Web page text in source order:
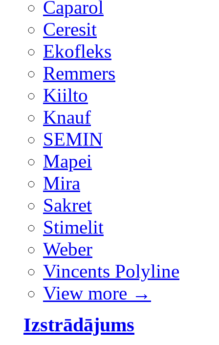
Caparol
Ceresit
Ekofleks
Remmers
Kiilto
Knauf
SEMIN
Mapei
Mira
Sakret
Stimelit
Weber
Vincents Polyline
View more →
Izstrādājums